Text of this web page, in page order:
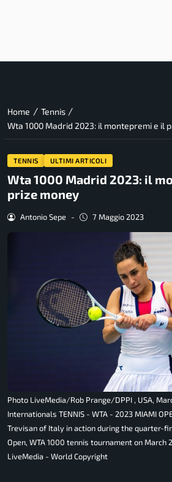
Home / Tennis /
Wta 1000 Madrid 2023: il montepremi e il
TENNIS ULTIMI ARTICOLI
Wta 1000 Madrid 2023: il
prize money
Antonio Sepe - 7 Maggio 2023
Photo LiveMedia/Rob Prange/DPPI , USA,
Internationals TENNIS - WTA - 2023 MIAMI
Trevisan of Italy in action during the quarter-
Open, WTA 1000 tennis tournament on March
LiveMedia - World Copyright